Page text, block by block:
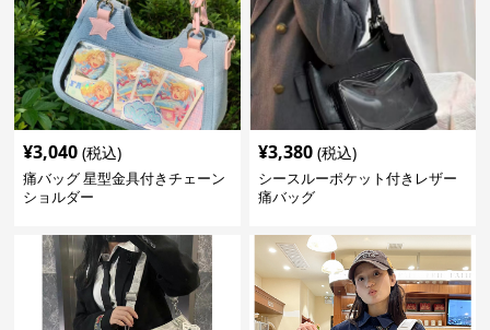
¥3,040 (税込)
痛バッグ 星型金具付きチェーン
ショルダー
¥3,380 (税込)
シースルーポケット付きレザー
痛バッグ